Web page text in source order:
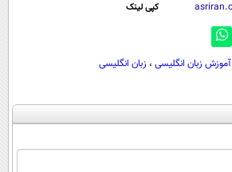
کپی لینک
آموزش زبان انگلیسی ، زبان انگلیسی